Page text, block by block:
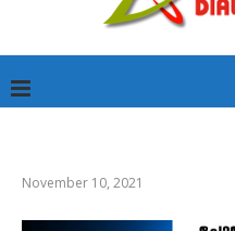
November 10, 2021